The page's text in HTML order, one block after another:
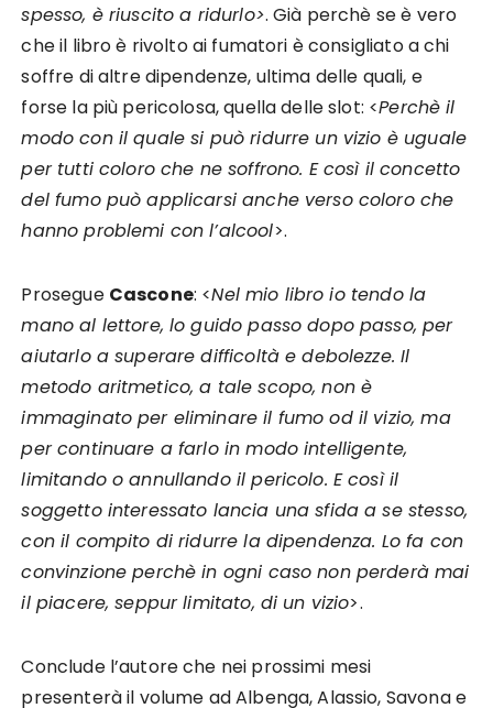
spesso, è riuscito a ridurlo>. Già perchè se è vero
che il libro è rivolto ai fumatori è consigliato a chi
soffre di altre dipendenze, ultima delle quali, e
forse la più pericolosa, quella delle slot: <Perchè il
modo con il quale si può ridurre un vizio è uguale
per tutti coloro che ne soffrono. E così il concetto
del fumo può applicarsi anche verso coloro che
hanno problemi con l’alcool>.
Prosegue Cascone: <Nel mio libro io tendo la
mano al lettore, lo guido passo dopo passo, per
aiutarlo a superare difficoltà e debolezze. Il
metodo aritmetico, a tale scopo, non è
immaginato per eliminare il fumo od il vizio, ma
per continuare a farlo in modo intelligente,
limitando o annullando il pericolo. E così il
soggetto interessato lancia una sfida a se stesso,
con il compito di ridurre la dipendenza. Lo fa con
convinzione perchè in ogni caso non perderà mai
il piacere, seppur limitato, di un vizio>.
Conclude l’autore che nei prossimi mesi
presenterà il volume ad Albenga, Alassio, Savona e